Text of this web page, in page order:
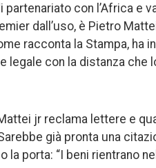
con l’Africa e
dall’uso, è Pietro
racconta la Stampa, ha
legale con la distanza che
jr reclama lettere e
già pronta una
la porta: “I beni rientrano nel